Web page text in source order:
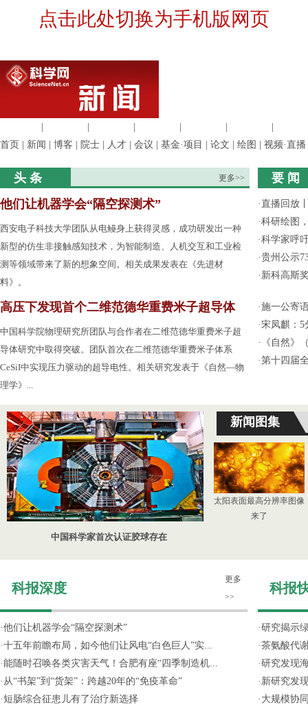
点击此处切换为手机版网页
首页
新闻 博客 院士 人才 会议 基金·项目 论文 绘图 视频·直播
头 条 更多>>
他们让机器学会“隔空探测术”
西安电子科技大学团队从电鳗身上获得灵感，成功研发出一种
新型的仿生非接触感知技术，为智能制造、人机交互和工业检
测等领域带来了新的想象空间。相关成果发表在《先进材
料》。
高压下发现首个二维范德华重费米子超导体
中国科学院物理研究所团队与合作者在二维范德华重费米子超
导体研究中取得突破。团队首次在二维范德华重费米子体系
CeSiI中实现压力驱动的超导电性。相关研究发表于《自然—物
理学》...
要 闻
·直播回放
·科研绘图
·科学家呼
·贵州公示
· 新科高斯
·施一公寄
·宋凤麒：5
·
《自然》
·第十四届
中国科学家首次认证胶球存在
新闻图集
太阳表面最高分辨率图像
来了
科报深度
更多
>>
·他们让机器学会“隔空探测术”
·十五年前瞻布局，如今他们让风电“白色巨人”实...
·能随时召唤各类灾害天气！合肥有座“四季制造机...
· 从“书架”到“货架”：跨越20年的“免疫革命”
· 短肠综合征患儿有了治疗新选择
科报
·研究揭示
·茶氨酸代
·研究发现
· 新研究发
· 大规模协